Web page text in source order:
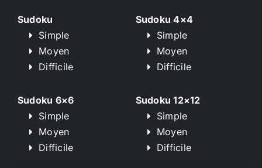
Sudoku
Simple
Moyen
Difficile
Sudoku 4×4
Simple
Moyen
Difficile
Sudoku 6×6
Simple
Moyen
Difficile
Sudoku 12×12
Simple
Moyen
Difficile